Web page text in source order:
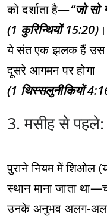
को दर्शाता है—“जो
(1 कुरिन्थियों 15:20)।
ये संत एक झलक हैं उस
दूसरे आगमन पर होगा
(1 थिस्सलुनीकियों
3. मसीह से
पुराने नियम में शिओल
स्थान माना जाता
उनके अनुभव अलग-